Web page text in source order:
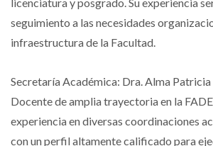
seguimiento a las necesidades
infraestructura de la Facultad.
Secretaría Académica: Dra. Alma
Docente de amplia trayectoria en la
experiencia en diversas coordinaciones
con un perfil altamente calificado para